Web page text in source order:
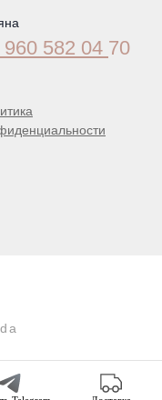
960 582 04 70